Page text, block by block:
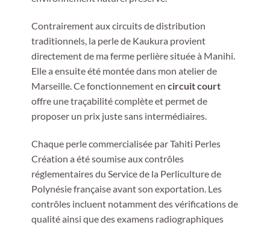
Contrairement aux circuits de distribution
traditionnels, la perle de Kaukura provient
directement de ma ferme perlière située à Manihi.
Elle a ensuite été montée dans mon atelier de
Marseille. Ce fonctionnement en circuit court
offre une traçabilité complète et permet de
proposer un prix juste sans intermédiaires.
Chaque perle commercialisée par Tahiti Perles
Création a été soumise aux contrôles
réglementaires du Service de la Perliculture de
Polynésie française avant son exportation. Les
contrôles incluent notamment des vérifications de
qualité ainsi que des examens radiographiques